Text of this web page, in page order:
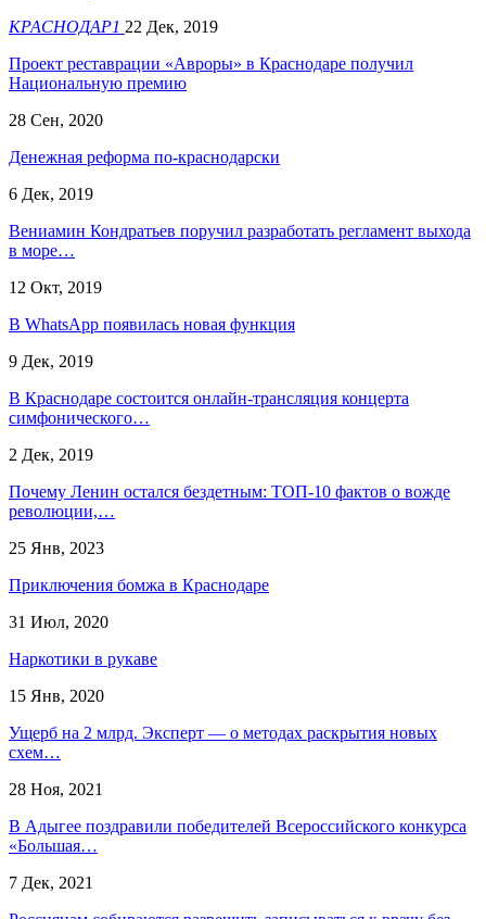
КРАСНОДАР1 22 Дек, 2019
Проект реставрации «Авроры» в Краснодаре получил
Национальную премию
28 Сен, 2020
Денежная реформа по-краснодарски
6 Дек, 2019
Вениамин Кондратьев поручил разработать регламент выхода
в море…
12 Окт, 2019
В WhatsApp появилась новая функция
9 Дек, 2019
В Краснодаре состоится онлайн-трансляция концерта
симфонического…
2 Дек, 2019
Почему Ленин остался бездетным: ТОП-10 фактов о вожде
революции,…
25 Янв, 2023
Приключения бомжа в Краснодаре
31 Июл, 2020
Наркотики в рукаве
15 Янв, 2020
Ущерб на 2 млрд. Эксперт — о методах раскрытия новых
схем…
28 Ноя, 2021
В Адыгее поздравили победителей Всероссийского конкурса
«Большая…
7 Дек, 2021